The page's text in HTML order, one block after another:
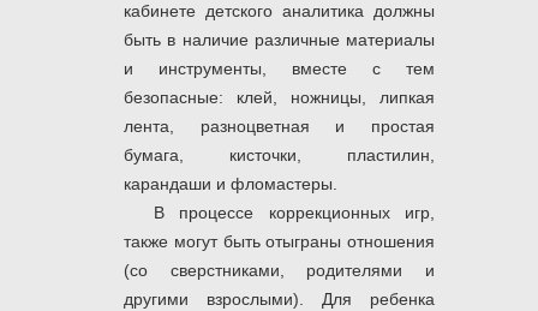
кабинете детского аналитика должны
быть в наличие различные материалы
и инструменты, вместе с тем
безопасные: клей, ножницы, липкая
лента, разноцветная и простая
бумага, кисточки, пластилин,
карандаши и фломастеры.
В процессе коррекционных игр,
также могут быть отыграны отношения
(со сверстниками, родителями и
другими взрослыми). Для ребенка